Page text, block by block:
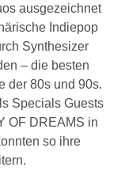
ausgezeichnet
Indiepop
Synthesizer
– die besten
der 80s und 90s.
Specials Guests
OF DREAMS in
so ihre